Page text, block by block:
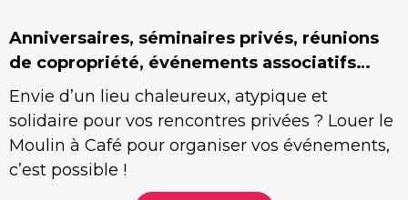
Anniversaires, séminaires privés, réunions
de copropriété, événements associatifs…
Envie d’un lieu chaleureux, atypique et
solidaire pour vos rencontres privées ? Louer le
Moulin à Café pour organiser vos événements,
c’est possible !